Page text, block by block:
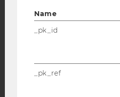
Name
_pk_id
_pk_ref